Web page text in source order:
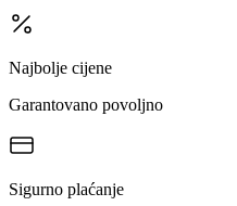
Najbolje cijene
Garantovano povoljno
Sigurno plaćanje